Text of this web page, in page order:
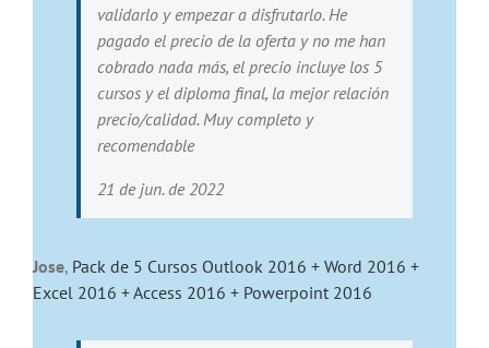
validarlo y empezar a disfrutarlo. He
pagado el precio de la oferta y no me han
cobrado nada más, el precio incluye los 5
cursos y el diploma final, la mejor relación
precio/calidad. Muy completo y
recomendable
21 de jun. de 2022
Jose, Pack de 5 Cursos Outlook 2016 + Word 2016 +
Excel 2016 + Access 2016 + Powerpoint 2016